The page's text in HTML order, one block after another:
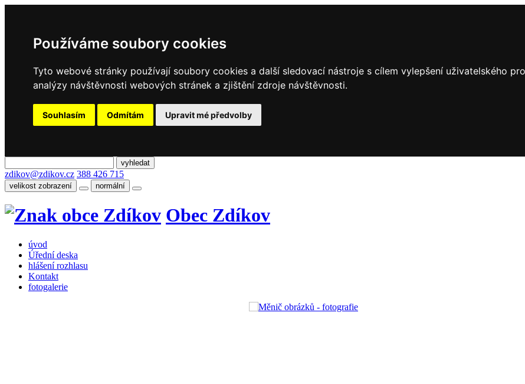
Používáme soubory cookies
Tyto webové stránky používají soubory cookies a další sledovací nástroje s cílem vylepšení uživatelského
analýzy návštěvnosti webových stránek a zjištění zdroje návštěvnosti.
Souhlasím Odmítám Upravit mé předvolby
zdikov@zdikov.cz 388 426 715
velikost zobrazení normální
Obec Zdíkov
úvod
Úřední deska
hlášení rozhlasu
Kontakt
fotogalerie